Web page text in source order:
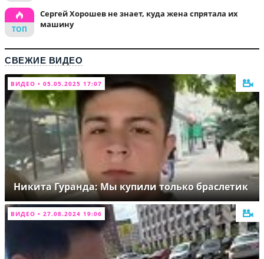
Сергей Хорошев не знает, куда жена спрятала их
машину
СВЕЖИЕ ВИДЕО
ВИДЕО • 05.05.2025 17:07
Никита Гуранда: Мы купили только браслетик
ВИДЕО • 27.08.2024 19:06